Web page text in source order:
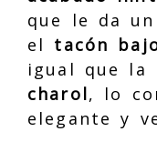
que le da
el tacón
igual que la
charol, lo
elegante y